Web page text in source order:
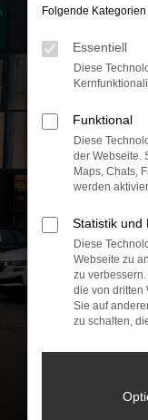
Folgende
Essentiell
Diese
Funktional
Diese
der Webseite.
Maps, Chats,
werden
Statistik und
Diese
Webseite zu
zu
die von dritten
Sie auf
zu schalten,